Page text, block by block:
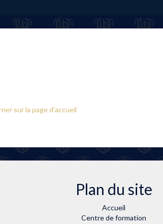
sur la page d'accueil
Plan du site
Accueil
Centre de formation